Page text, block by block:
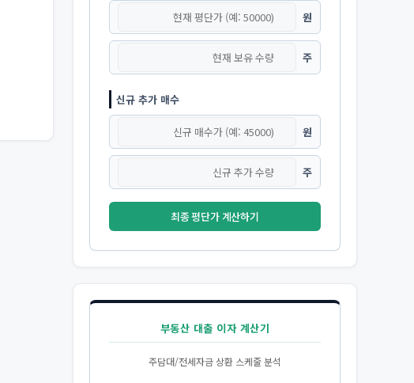
원
주
신규 추가 매수
원
주
최종 평단가 계산하기
부동산 대출 이자 계산기
주담대/전세자금 상환 스케줄 분석